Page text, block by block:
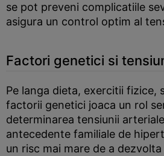
se pot preveni complicatiile
asigura un control optim al
Factori genetici si
Pe langa dieta, exercitii fizice,
factorii genetici joaca un rol
determinarea tensiunii
antecedente familiale de
un risc mai mare de a